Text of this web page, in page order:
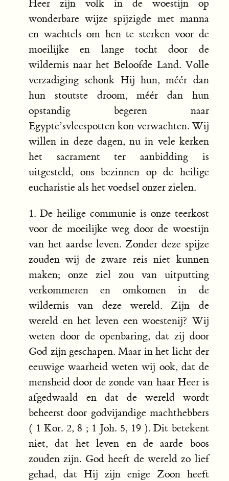
Heer zijn volk in de woestijn op
wonderbare wijze spijzigde met manna
en wachtels om hen te sterken voor de
moeilijke en lange tocht door de
wildernis naar het Beloofde Land. Volle
verzadiging schonk Hij hun, méér dan
hun stoutste droom, méér dan hun
opstandig begeren naar
Egypte’svleespotten kon verwachten. Wij
willen in deze dagen, nu in vele kerken
het sacrament ter aanbidding is
uitgesteld, ons bezinnen op de heilige
eucharistie als het voedsel onzer zielen.
1. De heilige communie is onze teerkost
voor de moeilijke weg door de woestijn
van het aardse leven. Zonder deze spijze
zouden wij de zware reis niet kunnen
maken; onze ziel zou van uitputting
verkommeren en omkomen in de
wildernis van deze wereld. Zijn de
wereld en het leven een woestenij? Wij
weten door de openbaring, dat zij door
God zijn geschapen. Maar in het licht der
eeuwige waarheid weten wij ook, dat de
mensheid door de zonde van haar Heer is
afgedwaald en dat de wereld wordt
beheerst door godvijandige machthebbers
( 1 Kor. 2, 8 ; 1 Joh. 5, 19 ). Dit betekent
niet, dat het leven en de aarde boos
zouden zijn. God heeft de wereld zo lief
gehad, dat Hij zijn enige Zoon heeft